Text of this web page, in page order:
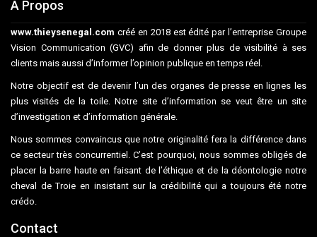
A Propos
www.thieysenegal.com créé en 2018 est édité par l’entreprise Groupe
Vision Communication (GVC) afin de donner plus de visibilité à ses
clients mais aussi d’informer l’opinion publique en temps réel.
Notre objectif est de devenir l’un des organes de presse en lignes les
plus visités de la toile. Notre site d’information se veut être un site
d’investigation et d’information générale.
Nous sommes convaincus que notre originalité fera la différence dans
ce secteur très concurrentiel. C’est pourquoi, nous sommes obligés de
placer la barre haute en faisant de l’éthique et de la déontologie notre
cheval de Troie en insistant sur la crédibilité qui a toujours été notre
crédo.
Contact